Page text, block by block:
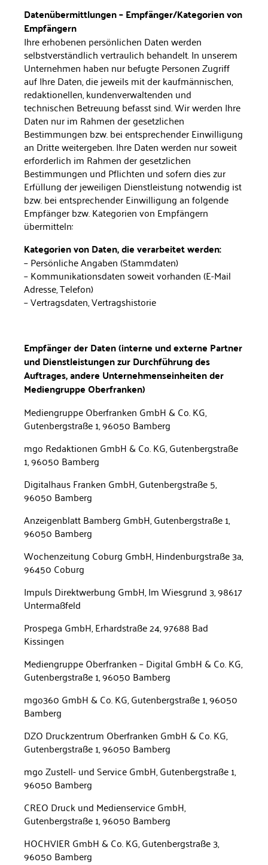
Datenübermittlungen – Empfänger/Kategorien von
Emp­fängern
Ihre erhobenen persönlichen Daten werden
selbstverständ­lich vertraulich behandelt. In unserem
Unternehmen haben nur befugte Personen Zugriff
auf Ihre Daten, die jeweils mit der kaufmännischen,
redaktionellen, kundenverwaltenden und
technischen Betreuung befasst sind. Wir werden Ihre
Daten nur im Rahmen der gesetzlichen
Bestimmungen bzw. bei entsprechender Einwilligung
an Dritte weiterge­ben. Ihre Daten werden nur soweit
erforderlich im Rahmen der gesetzlichen
Bestimmungen und Pflichten und sofern dies zur
Erfüllung der jeweiligen Dienstleistung notwendig ist
bzw. bei entsprechender Einwilligung an folgende
Emp­fänger bzw. Kategorien von Empfängern
übermitteln:
Kategorien von Daten, die verarbeitet werden:
– Persönliche Angaben (Stammdaten)
– Kommunikationsdaten soweit vorhanden (E-Mail
Adresse, Telefon)
– Vertragsdaten, Vertragshistorie
Empfänger der Daten (interne und externe Partner
und Dienstleistungen zur Durchführung des
Auftrages, andere Unternehmenseinheiten der
Mediengruppe Ober­franken)
Mediengruppe Oberfranken GmbH & Co. KG,
Gutenbergstraße 1, 96050 Bamberg
mgo Redaktionen GmbH & Co. KG, Gutenbergstraße
1, 96050 Bam­berg
Digitalhaus Franken GmbH, Gutenbergstraße 5,
96050 Bamberg
Anzeigenblatt Bamberg GmbH, Gutenbergstraße 1,
96050 Bamberg
Wochenzeitung Coburg GmbH, Hindenburgstraße 3a,
96450 Coburg
Impuls Direktwerbung GmbH, Im Wiesgrund 3, 98617
Untermaßfeld
Prospega GmbH, Erhardstraße 24, 97688 Bad
Kissingen
Mediengruppe Oberfranken – Digital GmbH & Co. KG,
Gutenberg­straße 1, 96050 Bamberg
mgo360 GmbH & Co. KG, Gutenbergstraße 1, 96050
Bamberg
DZO Druckzentrum Oberfranken GmbH & Co. KG,
Gutenbergstraße 1, 96050 Bamberg
mgo Zustell- und Service GmbH, Gutenbergstraße 1,
96050 Bam­berg
CREO Druck und Medienservice GmbH,
Gutenbergstraße 1, 96050 Bamberg
HOCHVIER GmbH & Co. KG, Gutenbergstraße 3,
96050 Bamberg